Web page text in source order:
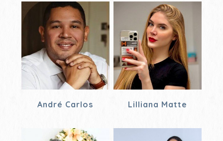
André Carlos Lilliana Matte